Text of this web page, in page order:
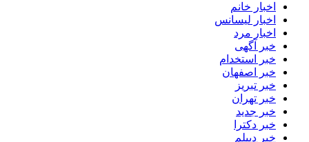
اخبار خانم
اخبار لیسانس
اخبار مرد
خبر آگهی
خبر استخدام
خبر اصفهان
خبر تبریز
خبر تهران
خبر جدید
خبر دکترا
خبر دیپلم